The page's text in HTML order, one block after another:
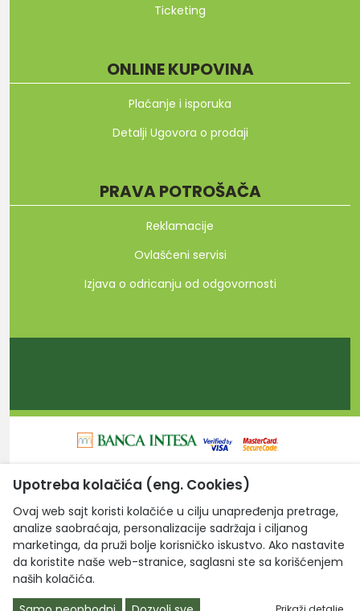
Ticketing
ONLINE KUPOVINA
Plaćanje i isporuka
Detalji Ugovora o prodaji
PRAVA POTROŠAČA
Reklamacije
Ovlašćeni servisi
Izjava o odricanju od odgovornosti
Laptop Centar d.o.o. © 2026. Sva prava zadržana.
Upotreba kolačića (eng. Cookies)
Ovaj web sajt koristi kolačiće u cilju unapređenja pretrage,
analize saobraćaja, personalizacije sadržaja i ciljanog
marketinga, da pruži bolje korisničko iskustvo. Ako nastavite
da koristite naše web-stranice, saglasni ste sa korišćenjem
naših kolačića.